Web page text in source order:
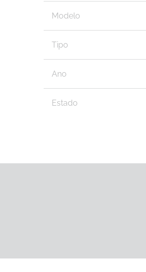
Modelo
Tipo
Ano
Estado